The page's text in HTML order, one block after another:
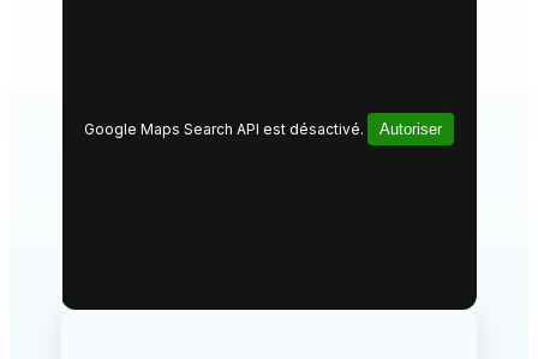
Google Maps Search API est désactivé. Autoriser